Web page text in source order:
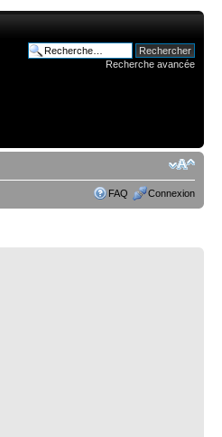
Recherche avancée
FAQ Connexion